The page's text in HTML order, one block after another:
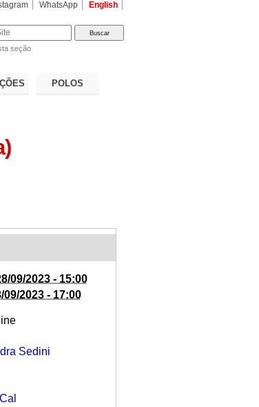
WhatsApp English
seção
POLOS
09/2023 - 15:00
09/2023 - 17:00
Sedini